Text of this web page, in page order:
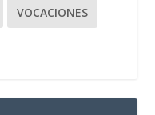
VOCACIONES